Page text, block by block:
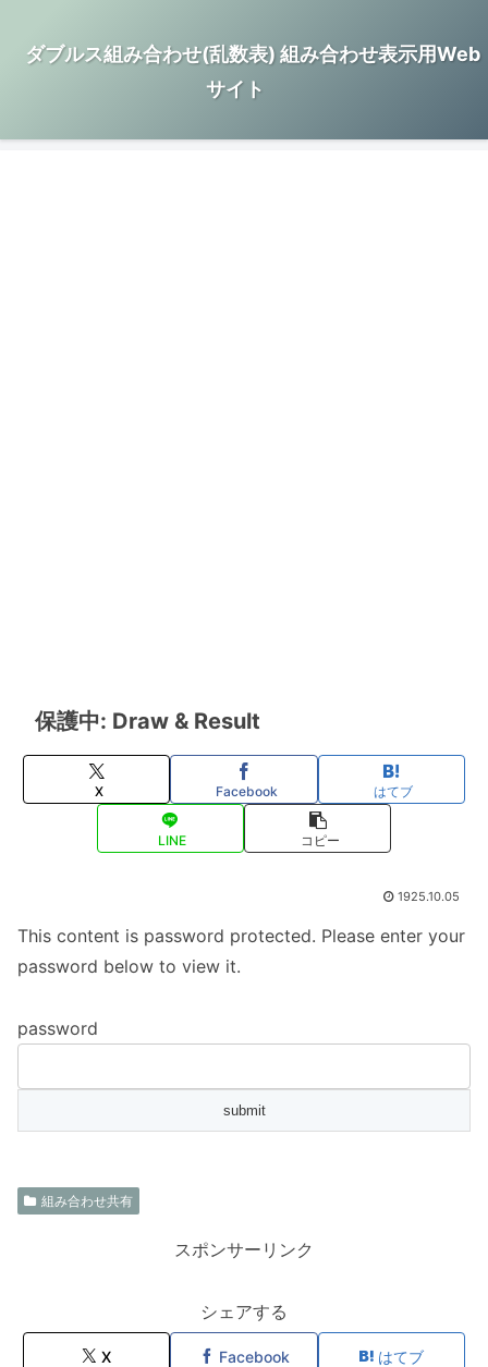
ダブルス組み合わせ(乱数表) 組み合わせ表示用Web
サイト
保護中: Draw & Result
X Facebook はてブ
LINE コピー
1925.10.05
This content is password protected. Please enter your
password below to view it.
password
組み合わせ共有
スポンサーリンク
シェアする
X Facebook はてブ